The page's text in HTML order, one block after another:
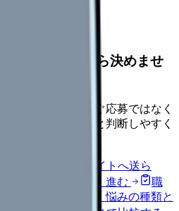
件を比べてから決めませ
なった時は、すぐ応募ではなく
相談先」を分けると判断しやすく
取る
外部転職サイトへ送ら
社で預かります。 進む
職
るべきか迷う前に、悩みの種類と